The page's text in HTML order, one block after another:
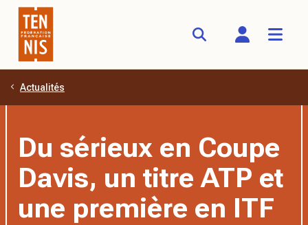
Aller au contenu principal
Actualités
Du sérieux en Coupe
Davis, un titre ATP et
une première en ITF